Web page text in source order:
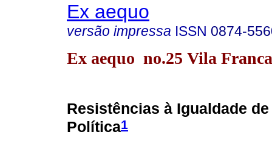
Ex aequo
versão impressa ISSN 0874-
Ex aequo no.25 Vila
Resistências à Igualdade
Política1